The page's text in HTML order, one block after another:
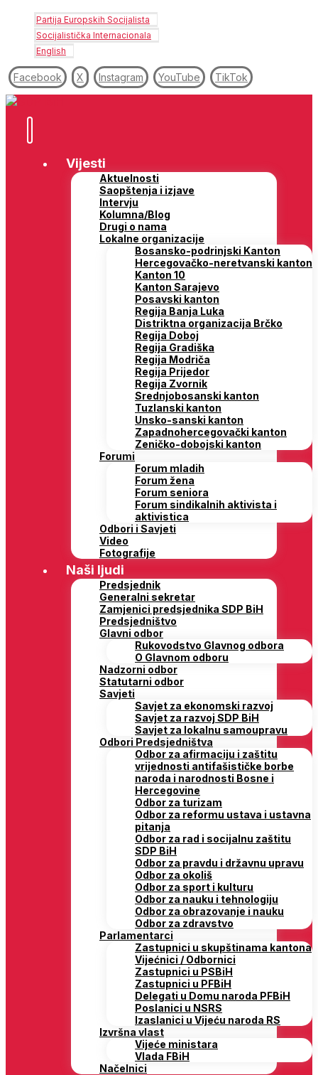
Partija Europskih Socijalista
Socijalistička Internacionala
English
Facebook X Instagram YouTube TikTok
Vijesti
Aktuelnosti
Saopštenja i izjave
Intervju
Kolumna/Blog
Drugi o nama
Lokalne organizacije
Bosansko-podrinjski Kanton
Hercegovačko-neretvanski kanton
Kanton 10
Kanton Sarajevo
Posavski kanton
Regija Banja Luka
Distriktna organizacija Brčko
Regija Doboj
Regija Gradiška
Regija Modriča
Regija Prijedor
Regija Zvornik
Srednjobosanski kanton
Tuzlanski kanton
Unsko-sanski kanton
Zapadnohercegovački kanton
Zeničko-dobojski kanton
Forumi
Forum mladih
Forum žena
Forum seniora
Forum sindikalnih aktivista i
aktivistica
Odbori i Savjeti
Video
Fotografije
Naši ljudi
Predsjednik
Generalni sekretar
Zamjenici predsjednika SDP BiH
Predsjedništvo
Glavni odbor
Rukovodstvo Glavnog odbora
O Glavnom odboru
Nadzorni odbor
Statutarni odbor
Savjeti
Savjet za ekonomski razvoj
Savjet za razvoj SDP BiH
Savjet za lokalnu samoupravu
Odbori Predsjedništva
Odbor za afirmaciju i zaštitu
vrijednosti antifašističke borbe
naroda i narodnosti Bosne i
Hercegovine
Odbor za turizam
Odbor za reformu ustava i ustavna
pitanja
Odbor za rad i socijalnu zaštitu
SDP BiH
Odbor za pravdu i državnu upravu
Odbor za okoliš
Odbor za sport i kulturu
Odbor za nauku i tehnologiju
Odbor za obrazovanje i nauku
Odbor za zdravstvo
Parlamentarci
Zastupnici u skupštinama kantona
Vijećnici / Odbornici
Zastupnici u PSBiH
Zastupnici u PFBiH
Delegati u Domu naroda PFBiH
Poslanici u NSRS
Izaslanici u Vijeću naroda RS
Izvršna vlast
Vijeće ministara
Vlada FBiH
Načelnici